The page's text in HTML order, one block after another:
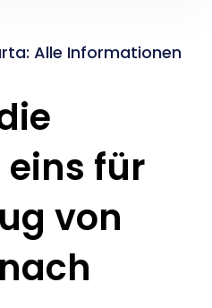
Alle Informationen
für
von